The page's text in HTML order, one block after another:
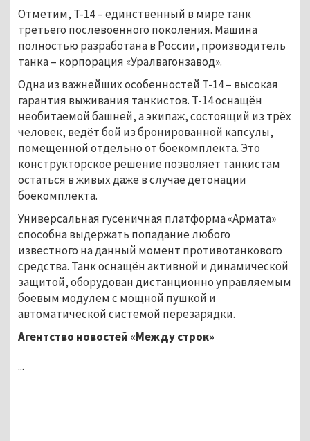
Отметим, Т-14 – единственный в мире танк
третьего послевоенного поколения. Машина
полностью разработана в России, производитель
танка – корпорация «Уралвагонзавод».
Одна из важнейших особенностей Т-14 – высокая
гарантия выживания танкистов. Т-14 оснащён
необитаемой башней, а экипаж, состоящий из трёх
человек, ведёт бой из бронированной капсулы,
помещённой отдельно от боекомплекта. Это
конструкторское решение позволяет танкистам
остаться в живых даже в случае детонации
боекомплекта.
Универсальная гусеничная платформа «Армата»
способна выдержать попадание любого
известного на данный момент противотанкового
средства. Танк оснащён активной и динамической
защитой, оборудован дистанционно управляемым
боевым модулем с мощной пушкой и
автоматической системой перезарядки.
Агентство новостей «Между строк»
...